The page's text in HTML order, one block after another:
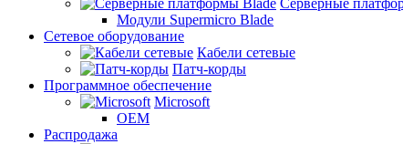
Серверные
Модули Supermicro Blade
Сетевое оборудование
Кабели сетевые
Патч-корды
Программное обеспечение
Microsoft
OEM
Распродажа